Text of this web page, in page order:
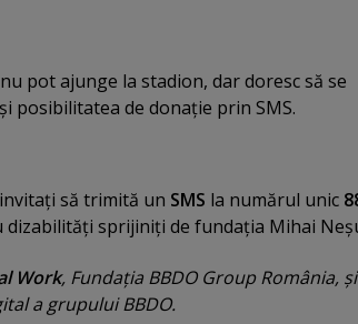
pot ajunge la stadion, dar doresc să se
de donaţie prin SMS.
să trimită un SMS la numărul unic
dizabilităţi sprijiniţi de fundaţia Mihai
Work, Fundaţia BBDO Group România, şi
a grupului BBDO.